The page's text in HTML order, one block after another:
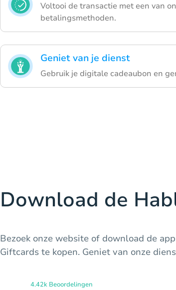
Voltooi de transactie met een van
betalingsmethoden.
Geniet van je dienst
Gebruik je digitale cadeaubon en
Download de
Bezoek onze website of download de
Giftcards te kopen. Geniet van onze
4.42k Beoordelingen